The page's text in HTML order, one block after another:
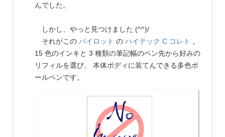
んでした。
しかし、やっと見つけました (^^)/
それがこの パイロット の ハイテック C コレト 。
15 色のインキと 3 種類の筆記幅のペン先から好みの
リフィルを選び、 本体ボディに装てんできる多色ボ
ールペンです。